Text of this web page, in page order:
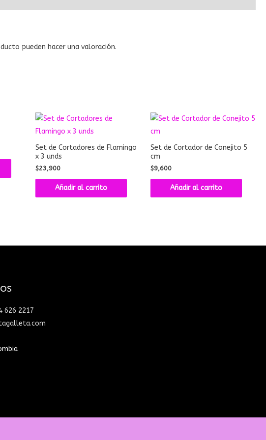
pueden hacer una valoración.
Set de Cortadores de Flamingo
x 3 unds
$23,900
Añadir al carrito
Set de Cortador de Conejito 5
cm
$9,600
Añadir al carrito
626 2217